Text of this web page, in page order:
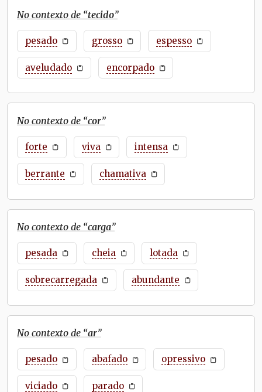
No contexto de “tecido”
pesado grosso espesso
aveludado encorpado
No contexto de “cor”
forte viva intensa
berrante chamativa
No contexto de “carga”
pesada cheia lotada
sobrecarregada abundante
No contexto de “ar”
pesado abafado opressivo
viciado parado